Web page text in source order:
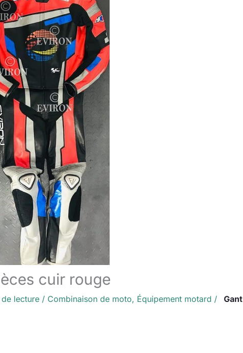
cuir rouge
lecture / Combinaison de moto, Équipement motard /
Gant